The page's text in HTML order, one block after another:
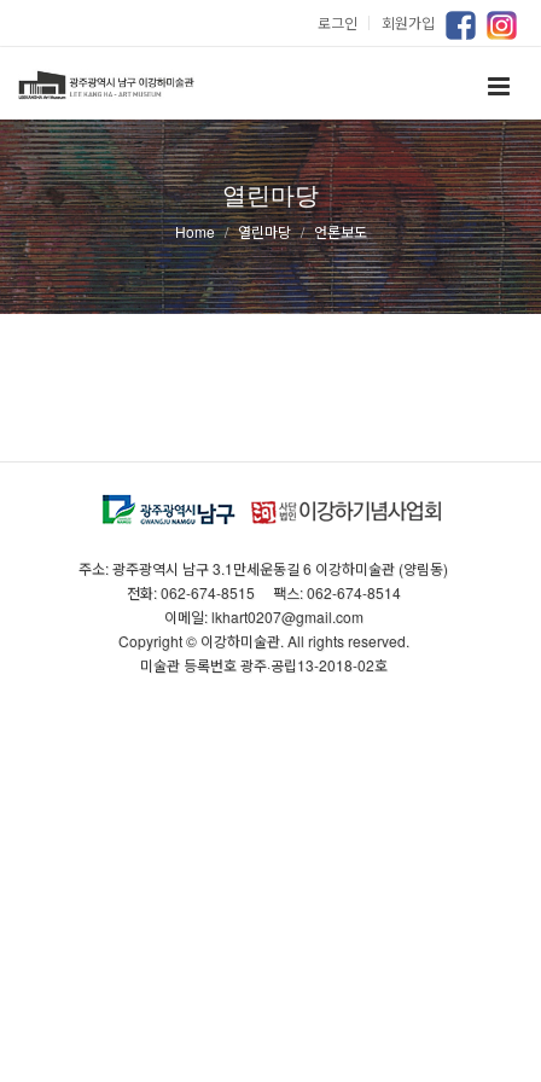
로그인 ｜ 회원가입
열린마당
Home 열린마당 언론보도
주소: 광주광역시 남구 3.1만세운동길 6 이강하미술관 (양림동)
전화: 062-674-8515
팩스: 062-674-8514
이메일: lkhart0207@gmail.com
Copyright © 이강하미술관. All rights reserved.
미술관 등록번호 광주·공립13-2018-02호